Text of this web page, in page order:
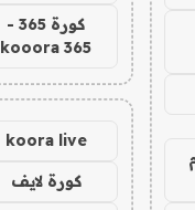
كورة 365 -
kooora 365
koora live
كورة لايف